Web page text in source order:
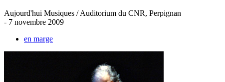
Aujourd'hui Musiques / Auditorium du CNR, Perpignan
- 7 novembre 2009
en marge